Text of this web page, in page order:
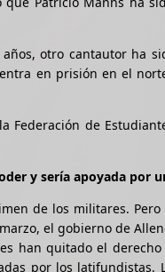
otro cantautor ha
en prisión en el
Federación de
y sería apoyada por
de los militares.
el gobierno de
han quitado el
por los